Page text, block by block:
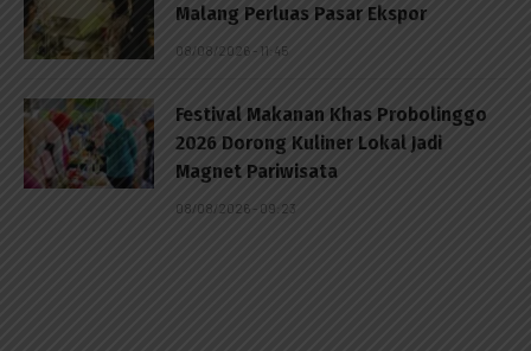
Malang Perluas Pasar Ekspor
08/08/2026 - 11:45
Festival Makanan Khas Probolinggo
2026 Dorong Kuliner Lokal Jadi
Magnet Pariwisata
08/08/2026 - 09:23